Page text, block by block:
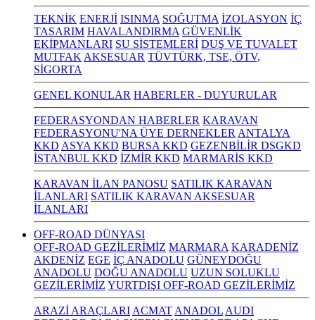
TEKNİK ENERJİ ISINMA SOĞUTMA İZOLASYON İÇ
TASARIM HAVALANDIRMA GÜVENLİK
EKİPMANLARI SU SİSTEMLERİ DUŞ VE TUVALET
MUTFAK AKSESUAR TÜVTÜRK, TSE, ÖTV,
SİGORTA
GENEL KONULAR HABERLER - DUYURULAR
FEDERASYONDAN HABERLER KARAVAN
FEDERASYONU'NA ÜYE DERNEKLER ANTALYA
KKD ASYA KKD BURSA KKD GEZENBİLİR DSGKD
İSTANBUL KKD İZMİR KKD MARMARİS KKD
KARAVAN İLAN PANOSU SATILIK KARAVAN
İLANLARI SATILIK KARAVAN AKSESUAR
İLANLARI
OFF-ROAD DÜNYASI
OFF-ROAD GEZİLERİMİZ MARMARA KARADENİZ
AKDENİZ EGE İÇ ANADOLU GÜNEYDOĞU
ANADOLU DOĞU ANADOLU UZUN SOLUKLU
GEZİLERİMİZ YURTDIŞI OFF-ROAD GEZİLERİMİZ
ARAZİ ARAÇLARI ACMAT ANADOL AUDI